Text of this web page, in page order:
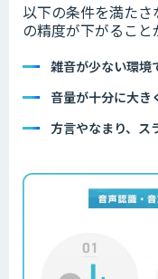
以下の条件を満た
の精度が下がること
雑音が少ない環境
音量が十分に大き
方言やなまり、ス